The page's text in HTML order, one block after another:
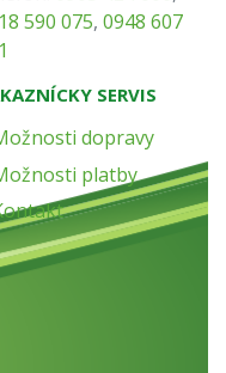
590 075, 0948 607
SERVIS
dopravy
platby